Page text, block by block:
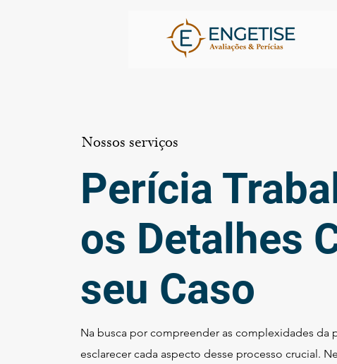
Nossos serviços
Perícia
os Detalhes
seu Caso
Na busca por compreender as complexidades da
esclarecer cada aspecto desse processo crucial.